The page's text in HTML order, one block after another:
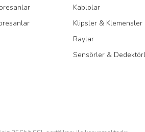
Kablolar
Klipsler & Klemensler
Raylar
Sensörler &